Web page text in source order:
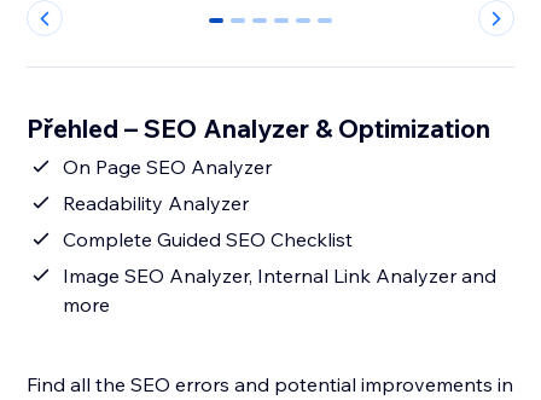
0 1 2 3 4 5
Přehled – SEO Analyzer & Optimization
On Page SEO Analyzer
Readability Analyzer
Complete Guided SEO Checklist
Image SEO Analyzer, Internal Link Analyzer and
more
Find all the SEO errors and potential improvements in